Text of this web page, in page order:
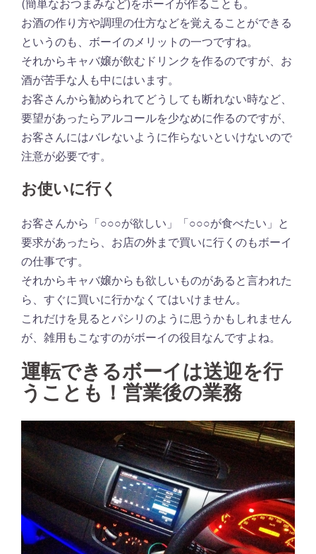
(簡単なおつまみなど)をボーイが作ることも。
お酒の作り方や調理の仕方などを覚えることができる
というのも、ボーイのメリットの一つですね。
それからキャバ嬢が飲むドリンクを作るのですが、お
酒が苦手な人も中にはいます。
お客さんから勧められてどうしても断れない時など、
要望があったらアルコールを少なめに作るのですが、
お客さんにはバレないように作らないといけないので
注意が必要です。
お使いに行く
お客さんから「○○○が欲しい」「○○○が食べたい」と
要求があったら、お店の外まで買いに行くのもボーイ
の仕事です。
それからキャバ嬢からも欲しいものがあると言われた
ら、すぐに買いに行かなくてはいけません。
これだけを見るとパシリのように思うかもしれません
が、雑用もこなすのがボーイの役目なんですよね。
運転できるボーイは送迎を行
うことも！営業後の業務